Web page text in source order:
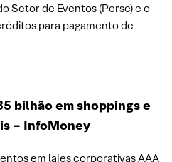
Setor de Eventos (Perse) e o
para pagamento de
bilhão em shoppings e
– InfoMoney
em lajes corporativas AAA